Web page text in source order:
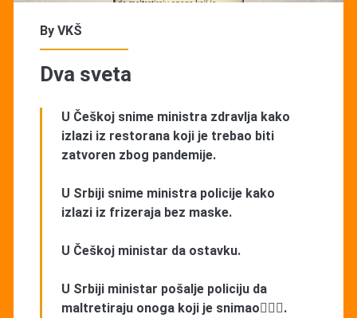
By VKŠ
Dva sveta
U Češkoj snime ministra zdravlja kako
izlazi iz restorana koji je trebao biti
zatvoren zbog pandemije.
U Srbiji snime ministra policije kako
izlazi iz frizeraja bez maske.
U Češkoj ministar da ostavku.
U Srbiji ministar pošalje policiju da
maltretiraju onoga koji je snimao🤦🏻‍♂️.